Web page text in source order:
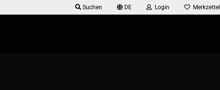
Suchen DE Login Merkzettel